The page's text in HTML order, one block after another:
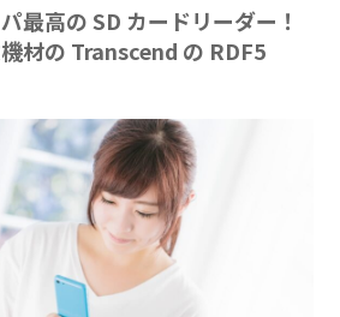
最高の SD カードリーダー！
材の Transcend の RDF5